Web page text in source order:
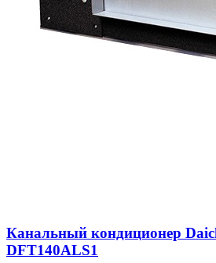
Канальный кондиционер
DFT140ALS1